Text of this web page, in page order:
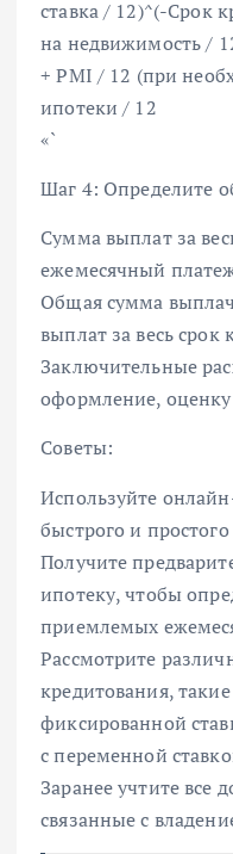
ставка / 12)^(-Срок
на недвижимость /
+ PMI / 12 (при
ипотеки / 12
«`
Шаг 4: Определите
Сумма выплат за
ежемесячный
Общая сумма
выплат за весь
Заключительные
оформление, оценку
Советы:
Используйте
быстрого и простого
Получите
ипотеку, чтобы
приемлемых
Рассмотрите
кредитования,
фиксированной
с переменной
Заранее учтите все
связанные с